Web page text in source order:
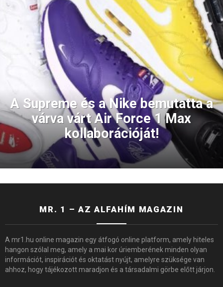
A Supreme és a Nike bemutatta a
várva várt Air Force 1 Max
kollaborációját!
MR. 1 – AZ ALFAHÍM MAGAZIN
A mr1.hu online magazin egy átfogó online platform, amely hiteles
hangon szólal meg, amely a mai kor úriemberének minden olyan
információt, inspirációt és oktatást nyújt, amelyre szüksége van
ahhoz, hogy tájékozott maradjon és a társadalmi görbe előtt járjon.